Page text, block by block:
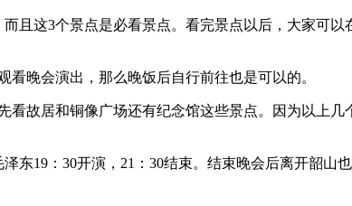
且这3个景点是必看景点。看完景点以后，大家可以
晚会演出，那么晚饭后自行前往也是可以的。
故居和铜像广场还有纪念馆这些景点。因为以上几
东19：30开演，21：30结束。结束晚会后离开韶山